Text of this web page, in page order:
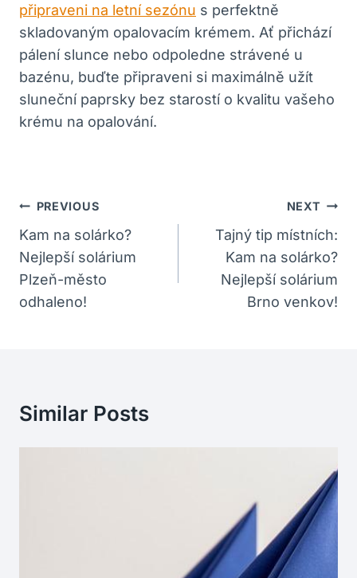
připraveni na letní sezónu s perfektně
skladovaným opalovacím krémem. Ať přichází
pálení slunce nebo odpoledne strávené u
bazénu, buďte připraveni si maximálně užít
sluneční paprsky bez starostí o kvalitu vašeho
krému na opalování.
Navigace
Pro
Příspěvek
PREVIOUS
Kam na solárko?
Nejlepší solárium
Plzeň-město
odhaleno!
NEXT
Tajný tip místních:
Kam na solárko?
Nejlepší solárium
Brno venkov!
Similar Posts